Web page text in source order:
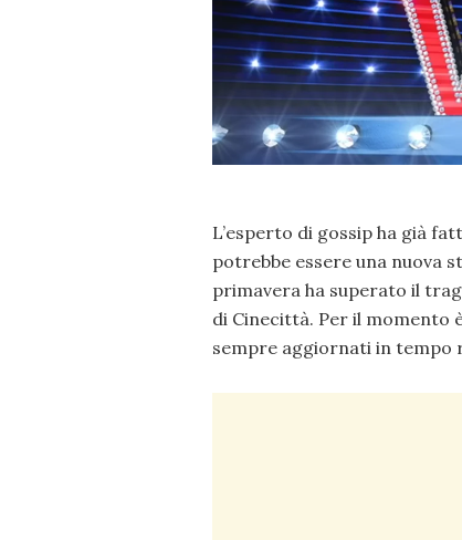
L’esperto di gossip ha già
potrebbe essere una nuova
primavera ha superato il
di Cinecittà. Per il
sempre aggiornati in tempo